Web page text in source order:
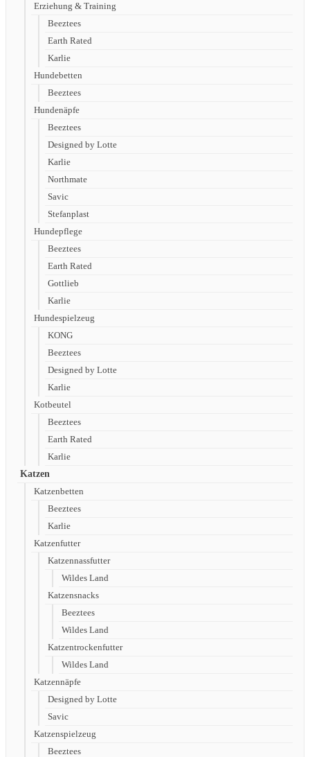
Erziehung & Training
Beeztees
Earth Rated
Karlie
Hundebetten
Beeztees
Hundenäpfe
Beeztees
Designed by Lotte
Karlie
Northmate
Savic
Stefanplast
Hundepflege
Beeztees
Earth Rated
Gottlieb
Karlie
Hundespielzeug
KONG
Beeztees
Designed by Lotte
Karlie
Kotbeutel
Beeztees
Earth Rated
Karlie
Katzen
Katzenbetten
Beeztees
Karlie
Katzenfutter
Katzennassfutter
Wildes Land
Katzensnacks
Beeztees
Wildes Land
Katzentrockenfutter
Wildes Land
Katzennäpfe
Designed by Lotte
Savic
Katzenspielzeug
Beeztees